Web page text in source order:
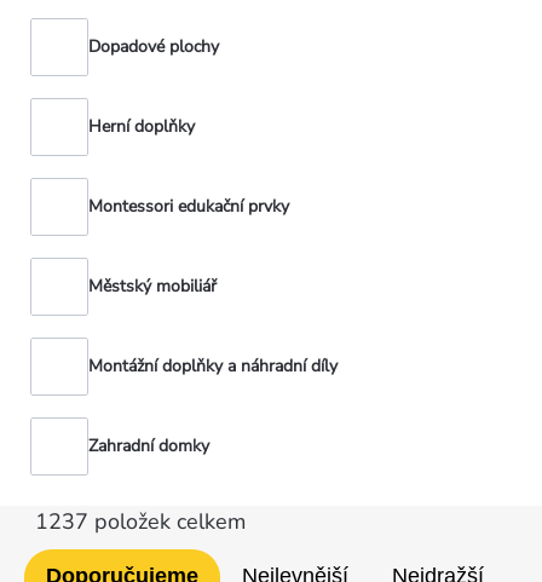
Dopadové plochy
Herní doplňky
Montessori edukační prvky
Městský mobiliář
Montážní doplňky a náhradní díly
Zahradní domky
Řazení
Doporučujeme Nejlevnější Nejdražší
1237 položek celkem